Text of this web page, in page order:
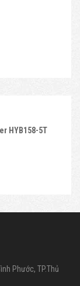
HYB158-5T
Phước, TP.Thủ